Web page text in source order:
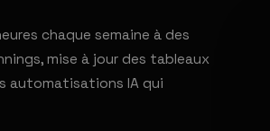
chaque semaine à des
mise à jour des tableaux
automatisations IA qui